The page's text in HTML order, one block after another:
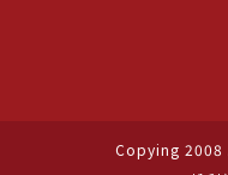
Copying 2008